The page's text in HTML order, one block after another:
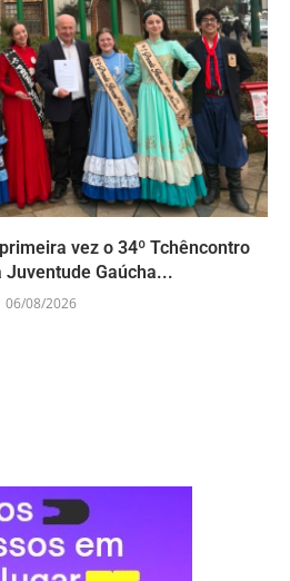
vez o 34º Tchêncontro
Juventude Gaúcha...
06/08/2026